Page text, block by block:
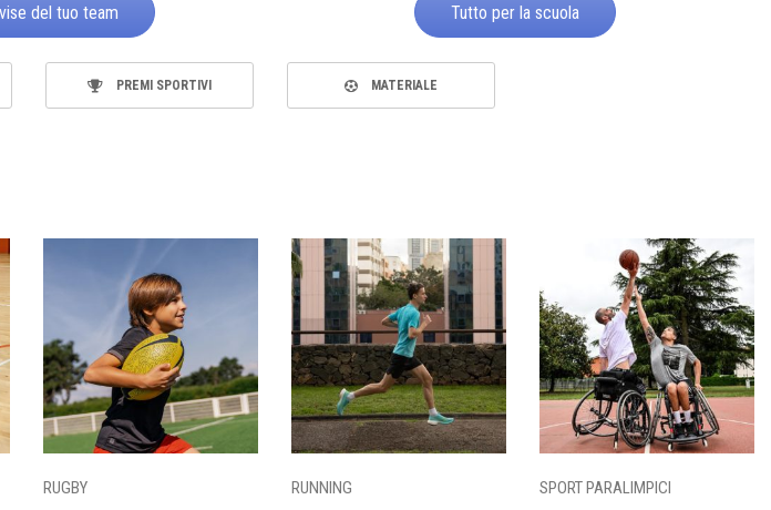
del tuo team Tutto per la scuola
PREMI SPORTIVI MATERIALE
RUGBY RUNNING SPORT PARALIMPICI